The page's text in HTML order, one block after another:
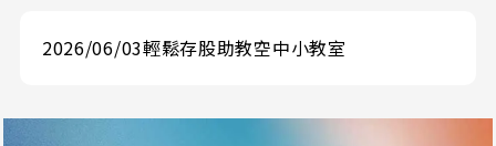
2026/06/03輕鬆存股助教空中小教室